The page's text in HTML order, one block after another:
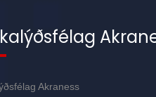
Akraness